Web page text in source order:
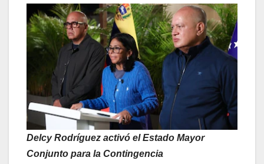
Delcy Rodríguez activó el Estado Mayor
Conjunto para la Contingencia